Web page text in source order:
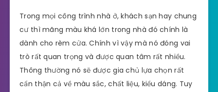
Trong mọi công trình nhà ở, khách sạn hay chung
cư thì mãng màu khá lớn trong nhà đó chính là
dành cho rèm cửa. Chính vì vậy mà nó đóng vai
trò rất quan trọng và được quan tâm rất nhiều.
Thông thường nó sẽ được gia chủ lựa chọn rất
cẩn thận cả về màu sắc, chất liệu, kiểu dáng. Tuy